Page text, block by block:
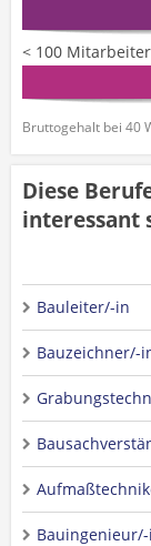
< 100 Mitarbeiter
Bruttogehalt bei 40
Diese
interessant
Bauleiter/-in
Bauzeichner/-